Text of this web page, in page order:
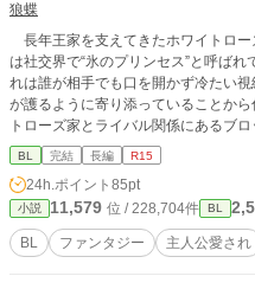
狼蝶
長年王家を支えてきたホワイトロ
は社交界で“氷のプリンセス”と呼ば
れは誰が相手でも口を開かず冷たい
が護るように寄り添っていることか
トローズ家とライバル関係にあるブ
ムに心寄せる青年、アランがリリー
偶然リリーが喋る場に遭遇してしまう。 『も、もぉやら・・・・・
『っ！！？』 果たして、リ
BL 完結 長編 R15
24h.ポイント 85pt
小説 11,579 位 / 228,704件 BL
BL ファンタジー 主人公愛され